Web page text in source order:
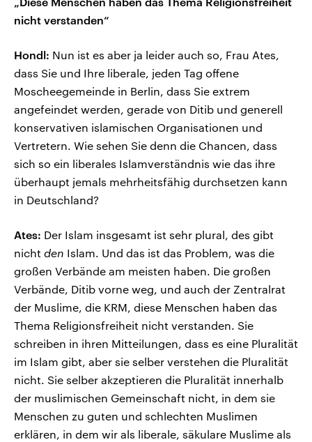
nicht verstanden“
Hondl: Nun ist es aber ja leider auch so, Frau Ates,
dass Sie und Ihre liberale, jeden Tag offene
Moscheegemeinde in Berlin, dass Sie extrem
angefeindet werden, gerade von Ditib und generell
konservativen islamischen Organisationen und
Vertretern. Wie sehen Sie denn die Chancen, dass
sich so ein liberales Islamverständnis wie das ihre
überhaupt jemals mehrheitsfähig durchsetzen kann
in Deutschland?
Ates: Der Islam insgesamt ist sehr plural, des gibt
nicht den Islam. Und das ist das Problem, was die
großen Verbände am meisten haben. Die großen
Verbände, Ditib vorne weg, und auch der Zentralrat
der Muslime, die KRM, diese Menschen haben das
Thema Religionsfreiheit nicht verstanden. Sie
schreiben in ihren Mitteilungen, dass es eine Pluralität
im Islam gibt, aber sie selber verstehen die Pluralität
nicht. Sie selber akzeptieren die Pluralität innerhalb
der muslimischen Gemeinschaft nicht, in dem sie
Menschen zu guten und schlechten Muslimen
erklären, in dem wir als liberale, säkulare Muslime als